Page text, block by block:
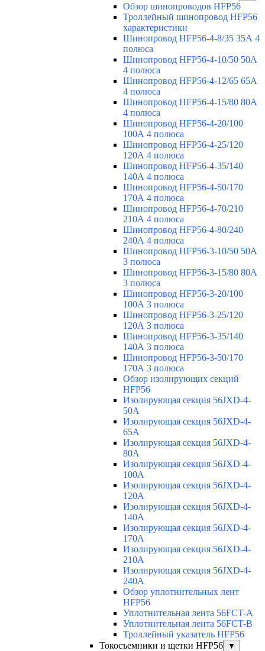
Обзор шинопроводов HFP56
Троллейный шинопровод HFP56
характеристики
Шинопровод HFP56-4-8/35 35А 4
полюса
Шинопровод HFP56-4-10/50 50А
4 полюса
Шинопровод HFP56-4-12/65 65А
4 полюса
Шинопровод HFP56-4-15/80 80А
4 полюса
Шинопровод HFP56-4-20/100
100А 4 полюса
Шинопровод HFP56-4-25/120
120А 4 полюса
Шинопровод HFP56-4-35/140
140А 4 полюса
Шинопровод HFP56-4-50/170
170А 4 полюса
Шинопровод HFP56-4-70/210
210А 4 полюса
Шинопровод HFP56-4-80/240
240А 4 полюса
Шинопровод HFP56-3-10/50 50А
3 полюса
Шинопровод HFP56-3-15/80 80А
3 полюса
Шинопровод HFP56-3-20/100
100А 3 полюса
Шинопровод HFP56-3-25/120
120А 3 полюса
Шинопровод HFP56-3-35/140
140А 3 полюса
Шинопровод HFP56-3-50/170
170А 3 полюса
Обзор изолирующих секций
HFP56
Изолирующая секция 56JXD-4-
50A
Изолирующая секция 56JXD-4-
65A
Изолирующая секция 56JXD-4-
80A
Изолирующая секция 56JXD-4-
100A
Изолирующая секция 56JXD-4-
120A
Изолирующая секция 56JXD-4-
140A
Изолирующая секция 56JXD-4-
170A
Изолирующая секция 56JXD-4-
210A
Изолирующая секция 56JXD-4-
240A
Обзор уплотнительных лент
HFP56
Уплотнительная лента 56FCT-A
Уплотнительная лента 56FCT-B
Троллейный указатель HFP56
Токосъемники и щетки HFP56
▼